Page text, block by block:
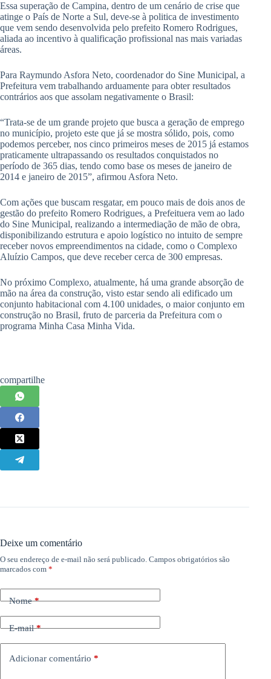
Essa superação de Campina, dentro de um cenário de crise que
atinge o País de Norte a Sul, deve-se à politica de investimento
que vem sendo desenvolvida pelo prefeito Romero Rodrigues,
aliada ao incentivo à qualificação profissional nas mais variadas
áreas.
Para Raymundo Asfora Neto, coordenador do Sine Municipal, a
Prefeitura vem trabalhando arduamente para obter resultados
contrários aos que assolam negativamente o Brasil:
“Trata-se de um grande projeto que busca a geração de emprego
no município, projeto este que já se mostra sólido, pois, como
podemos perceber, nos cinco primeiros meses de 2015 já estamos
praticamente ultrapassando os resultados conquistados no
período de 365 dias, tendo como base os meses de janeiro de
2014 e janeiro de 2015”, afirmou Asfora Neto.
Com ações que buscam resgatar, em pouco mais de dois anos de
gestão do prefeito Romero Rodrigues, a Prefeituera vem ao lado
do Sine Municipal, realizando a intermediação de mão de obra,
disponibilizando estrutura e apoio logístico no intuito de sempre
receber novos empreendimentos na cidade, como o Complexo
Aluízio Campos, que deve receber cerca de 300 empresas.
No próximo Complexo, atualmente, há uma grande absorção de
mão na área da construção, visto estar sendo ali edificado um
conjunto habitacional com 4.100 unidades, o maior conjunto em
construção no Brasil, fruto de parceria da Prefeitura com o
programa Minha Casa Minha Vida.
compartilhe
Deixe um comentário
O seu endereço de e-mail não será publicado. Campos obrigatórios são
marcados com *
Nome*
E-mail*
Adicionar comentário *